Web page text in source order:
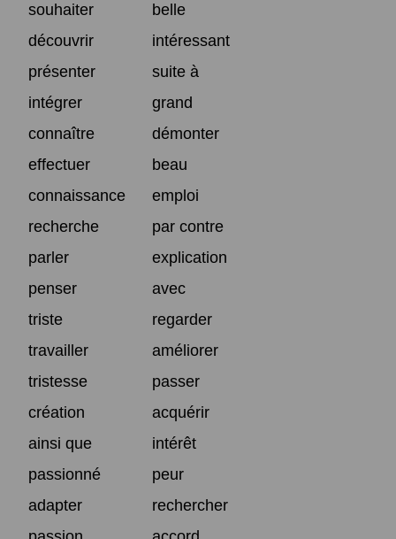
souhaiter
belle
découvrir
intéressant
présenter
suite à
intégrer
grand
connaître
démonter
effectuer
beau
connaissance
emploi
recherche
par contre
parler
explication
penser
avec
triste
regarder
travailler
améliorer
tristesse
passer
création
acquérir
ainsi que
intérêt
passionné
peur
adapter
rechercher